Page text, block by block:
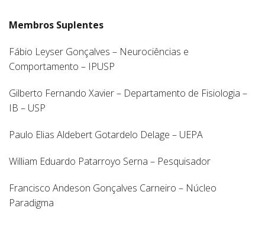
Membros Suplentes
Fábio Leyser Gonçalves – Neurociências e
Comportamento – IPUSP
Gilberto Fernando Xavier – Departamento de Fisiologia –
IB – USP
Paulo Elias Aldebert Gotardelo Delage – UEPA
William Eduardo Patarroyo Serna – Pesquisador
Francisco Andeson Gonçalves Carneiro – Núcleo
Paradigma